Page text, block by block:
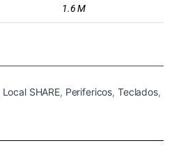
1.6 M
Local SHARE, Perifericos, Teclados,